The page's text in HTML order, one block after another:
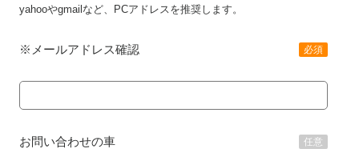
yahooやgmailなど、PCアドレスを推奨します。
※メールアドレス確認 必須
お問い合わせの車 任意